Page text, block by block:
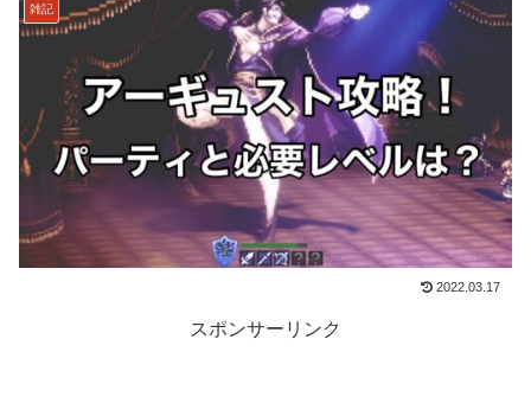
雑記
2022.03.17
スポンサーリンク